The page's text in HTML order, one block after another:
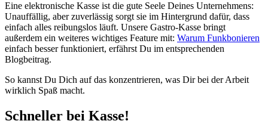
Eine elektronische Kasse ist die gute Seele Deines Unternehmens:
Unauffällig, aber zuverlässig sorgt sie im Hintergrund dafür, dass
einfach alles reibungslos läuft. Unsere Gastro-Kasse bringt
außerdem ein weiteres wichtiges Feature mit: Warum Funkbonieren
einfach besser funktioniert, erfährst Du im entsprechenden
Blogbeitrag.
So kannst Du Dich auf das konzentrieren, was Dir bei der Arbeit
wirklich Spaß macht.
Schneller bei Kasse!